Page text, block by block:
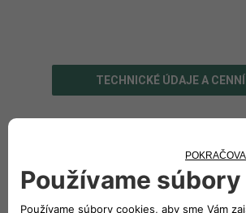
TECHNICKÉ ÚDAJE A
VYBERTE SI